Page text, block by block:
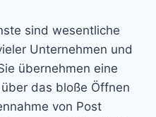
sind wesentliche
Unternehmen und
übernehmen eine
das bloße Öffnen
von Post